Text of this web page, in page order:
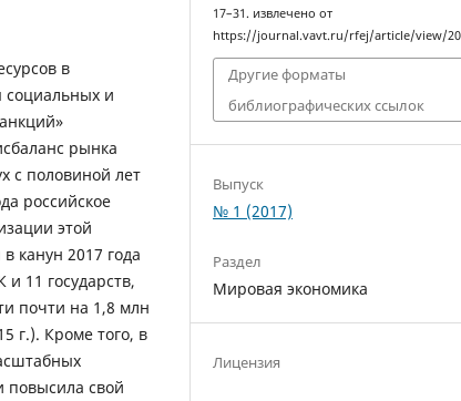
в
социальных и
рынка
с половиной лет
российское
этой
канун 2017 года
11 государств,
почти на 1,8 млн
г.). Кроме того, в
свой
17–31. извлечено от
https://journal.vavt.ru/rfej/article/view/
Другие форматы
библиографических ссылок
Выпуск
№ 1 (2017)
Раздел
Мировая экономика
Лицензия